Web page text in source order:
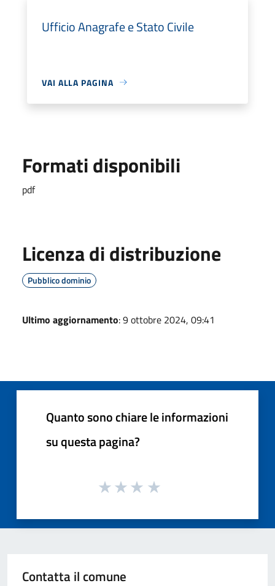
Ufficio Anagrafe e Stato Civile
VAI ALLA PAGINA
Formati disponibili
pdf
Licenza di distribuzione
Pubblico dominio
Ultimo aggiornamento: 9 ottobre 2024, 09:41
Quanto sono chiare le informazioni
su questa pagina?
Contatta il comune